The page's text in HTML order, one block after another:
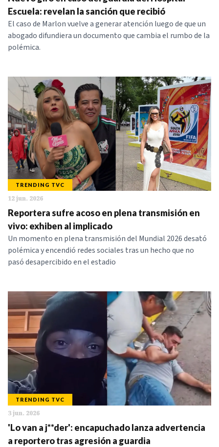
NOTICIAS
SERIES
Escuela: revelan la sanción que recibió
El caso de Marlon vuelve a generar atención luego de que un
abogado difundiera un documento que cambia el rumbo de la
polémica.
TRENDING TVC
12 jun. 2026
Reportera sufre acoso en plena transmisión en
vivo: exhiben al implicado
Un momento en plena transmisión del Mundial 2026 desató
polémica y encendió redes sociales tras un hecho que no
pasó desapercibido en el estadio
TRENDING TVC
3 jun. 2026
'Lo van a j**der': encapuchado lanza advertencia
a reportero tras agresión a guardia